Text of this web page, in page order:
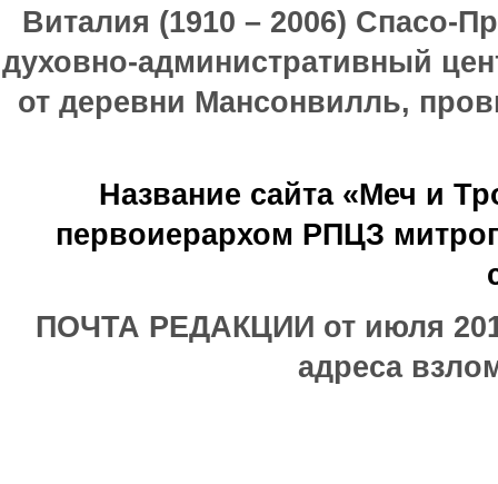
Виталия (1910 – 2006) Спасо-
духовно-административный
от деревни Мансонвилль,
Название сайта «Меч и
первоиерархом РПЦЗ
ПОЧТА РЕДАКЦИИ от июля
адреса